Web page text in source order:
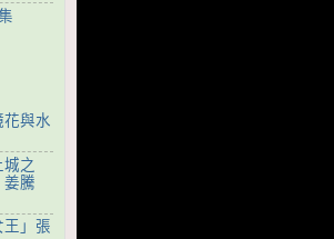
與水
之
姜騰
」張